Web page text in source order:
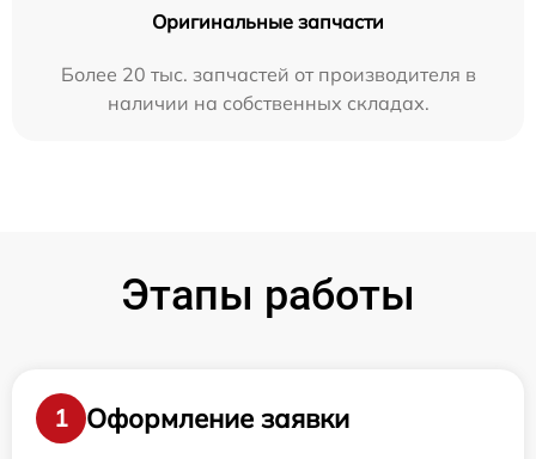
Оригинальные запчасти
Более 20 тыс. запчастей от производителя в
наличии на собственных складах.
Этапы работы
1
Оформление заявки